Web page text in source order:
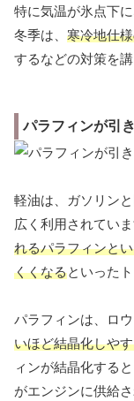
特に気温が氷点下
冬季は、 寒冷地仕
するなどの対策を
パラフィンが引
軽油は、ガソリン
広く利用されてい
れるパラフィンと
くくなるといった
パラフィンは、ロ
いほど結晶化しや
ィンが結晶化する
がエンジンに供給